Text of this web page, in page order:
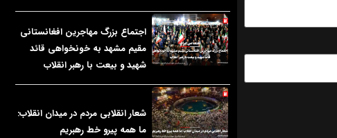
اجتماع بزرگ مهاجرین افغانستانی
مقیم مشهد به خونخواهی قائد
شهید و بیعت با رهبر انقلاب
شعار انقلابی مردم در میدان انقلاب:
ما همه پیرو خط رهبریم